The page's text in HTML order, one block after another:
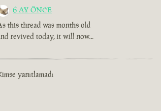
6 AY ÖNCE
this thread was months old
revived today, it will now...
yanıtlamadı